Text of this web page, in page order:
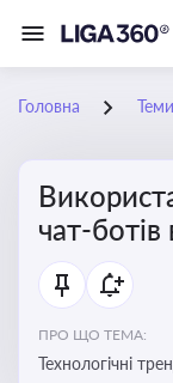
Головна
чат-
ПРО ЩО ТЕМА:
Технологічні